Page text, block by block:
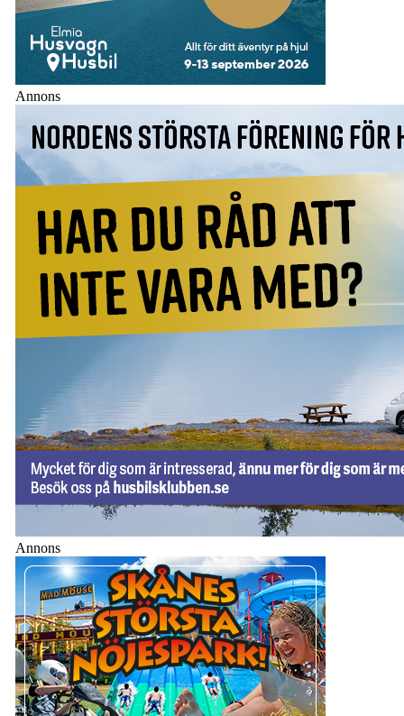
Annons
Annons